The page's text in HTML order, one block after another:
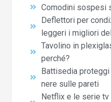
Comodini sospesi
Deflettori per
leggeri i migliori
Tavolino in
perché?
Battisedia
nere sulle pareti
Netflix e le serie tv